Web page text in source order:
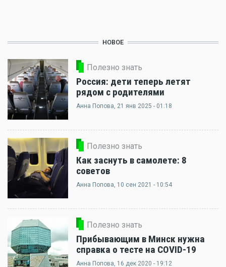
НОВОЕ
Полезно знать
Россия: дети теперь летят
рядом с родителями
Анна Попова, 21 янв 2025 - 01:18
Полезно знать
Как заснуть в самолете: 8
советов
Анна Попова, 10 сен 2021 - 10:54
Полезно знать
Прибывающим в Минск нужна
справка о тесте на COVID-19
Анна Попова, 16 дек 2020 - 19:12